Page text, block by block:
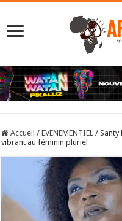
Accueil / EVENEMENTIEL / Santy
vibrant au féminin pluriel